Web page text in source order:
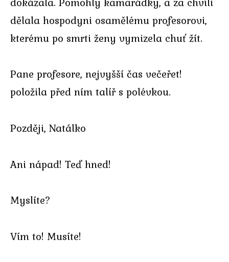
dělala hospodyni osamělému profesorovi,
kterému po smrti ženy vymizela chuť žít.
Pane profesore, nejvyšší čas večeřet!
položila před ním talíř s polévkou.
Později, Natálko
Ani nápad! Teď hned!
Myslíte?
Vím to! Musíte!